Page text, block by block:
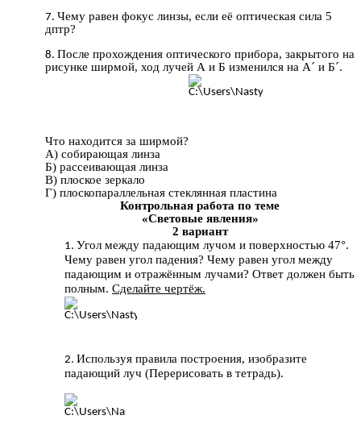
Чему равен фокус линзы, если её оптическая сила 5
дптр?
После прохождения оптического прибора, закрытого на
рисунке ширмой, ход лучей А и Б изменился на А´ и Б´.
Что находится за ширмой?
А) собирающая линза
Б) рассеивающая линза
В) плоское зеркало
Г) плоскопараллельная стеклянная пластина
Контрольная работа по теме
«Световые явления»
2 вариант
Угол между падающим лучом и поверхностью 47°.
Чему равен угол падения? Чему равен угол между
падающим и отражённым лучами? Ответ должен быть
полным. Сделайте чертёж.
Используя правила построения, изобразите
падающий луч (Перерисовать в тетрадь).